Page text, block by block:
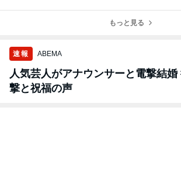
もっと見る
速報 ABEMA
人気芸人がアナウンサーと電撃結婚
撃と祝福の声